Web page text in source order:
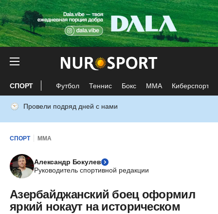
СПОРТ Футбол Теннис Бокс ММА Киберспорт
Провели подряд дней с нами
СПОРТ ММА
Александр Бокулев
Руководитель спортивной редакции
Азербайджанский боец оформил
яркий нокаут на историческом